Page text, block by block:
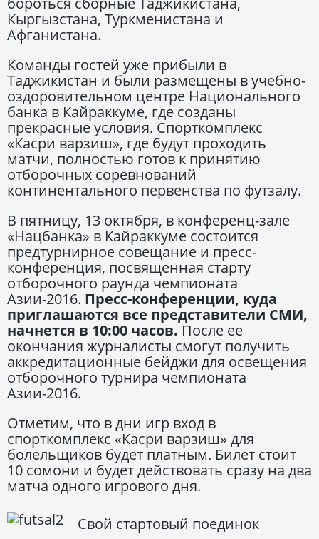
Кыргызстана, Туркменистана и
Афганистана.
Команды гостей уже прибыли в
Таджикистан и были размещены в учебно-
оздоровительном центре Национального
банка в Кайраккуме, где созданы
прекрасные условия. Спорткомплекс
«Касри варзиш», где будут проходить
матчи, полностью готов к принятию
отборочных соревнований
континентального первенства по футзалу.
В пятницу, 13 октября, в конференц-зале
«Нацбанка» в Кайраккуме состоится
предтурнирное совещание и пресс-
конференция, посвященная старту
отборочного раунда чемпионата
Азии-2016. Пресс-конференции, куда
приглашаются все представители СМИ,
начнется в 10:00 часов. После ее
окончания журналисты смогут получить
аккредитационные бейджи для освещения
отборочного турнира чемпионата
Азии-2016.
Отметим, что в дни игр вход в
спорткомплекс «Касри варзиш» для
болельщиков будет платным. Билет стоит
10 сомони и будет действовать сразу на два
матча одного игрового дня.
Свой стартовый поединок